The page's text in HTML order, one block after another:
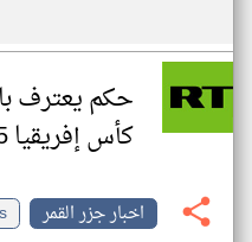
حكم يعترف
كأس إفريقيا 2025
اخبار جزر القمر